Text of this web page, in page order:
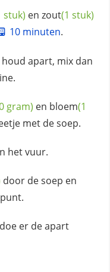
stuk) en zout(1 stuk)
10 minuten.
apart, mix dan
gram) en bloem(1
met de soep.
het vuur.
door de soep en
er de apart